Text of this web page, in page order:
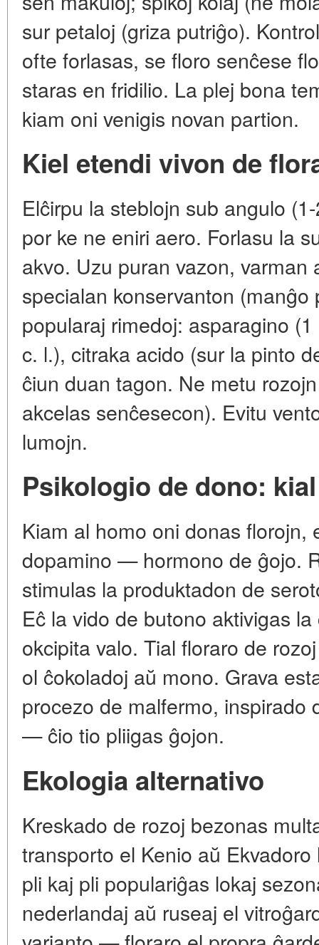
sur petaloj (griza putriĝo).
ofte forlasas, se floro senĉese
staras en fridilio. La plej bona
kiam oni venigis novan partion.
Kiel etendi vivon de
Elĉirpu la steblojn sub angulo
por ke ne eniri aero. Forlasu la
akvo. Uzu puran vazon, varman
specialan konservanton
popularaj rimedoj: asparagino
c. l.), citraka acido (sur la pinto
ĉiun duan tagon. Ne metu
akcelas senĉesecon). Evitu
lumojn.
Psikologio de dono:
Kiam al homo oni donas florojn,
dopamino — hormono de ĝojo.
stimulas la produktadon de
Eĉ la vido de butono aktivigas
okcipita valo. Tial floraro de
ol ĉokoladoj aŭ mono. Grava
procezo de malfermo, inspirado
— ĉio tio pliigas ĝojon.
Ekologia alternativo
Kreskado de rozoj bezonas
transporto el Kenio aŭ
pli kaj pli populariĝas lokaj
nederlandaj aŭ ruseaj el